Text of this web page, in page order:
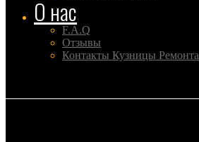
О нас
F.A.Q
Отзывы
Контакты Кузницы Ремонта